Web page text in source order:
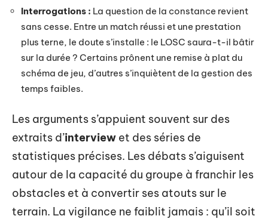
Interrogations : La question de la constance revient
sans cesse. Entre un match réussi et une prestation
plus terne, le doute s’installe : le LOSC saura-t-il bâtir
sur la durée ? Certains prônent une remise à plat du
schéma de jeu, d’autres s’inquiètent de la gestion des
temps faibles.
Les arguments s’appuient souvent sur des
extraits d’interview et des séries de
statistiques précises. Les débats s’aiguisent
autour de la capacité du groupe à franchir les
obstacles et à convertir ses atouts sur le
terrain. La vigilance ne faiblit jamais : qu’il soit